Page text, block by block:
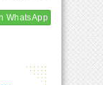
WhatsApp